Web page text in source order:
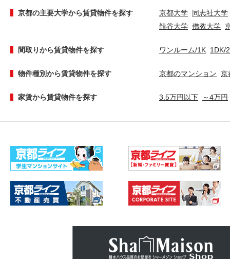
京都の主要大学から賃貸物件を探す 京都大学 同志社大学
龍谷大学 佛教大学
間取りから賃貸物件を探す ワンルーム/1K 1DK/
物件種別から賃貸物件を探す 京都のマンション 京
家賃から賃貸物件を探す 3.5万円以下 ～4万円